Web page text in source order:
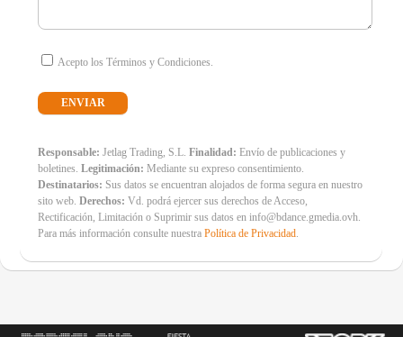
Acepto los Términos y Condiciones.
Responsable: Jetlag Trading, S.L.Finalidad: Envío de publicaciones y
boletines.Legitimación: Mediante su expreso consentimiento.
Destinatarios: Sus datos se encuentran alojados de forma segura en nuestro
sito web.Derechos: Vd. podrá ejercer sus derechos de Acceso,
Rectificación, Limitación o Suprimir sus datos en info@bdance.gmedia.ovh.
Para más información consulte nuestraPolítica de Privacidad